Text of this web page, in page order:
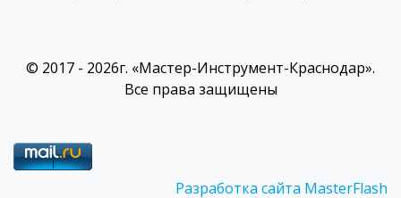
© 2017 - 2026г. «Мастер-Инструмент-Краснодар».
Все права защищены
Разработка сайта MasterFlash